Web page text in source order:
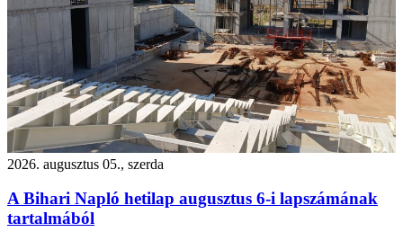
2026. augusztus 05., szerda
A Bihari Napló hetilap augusztus 6-i lapszámának
tartalmából